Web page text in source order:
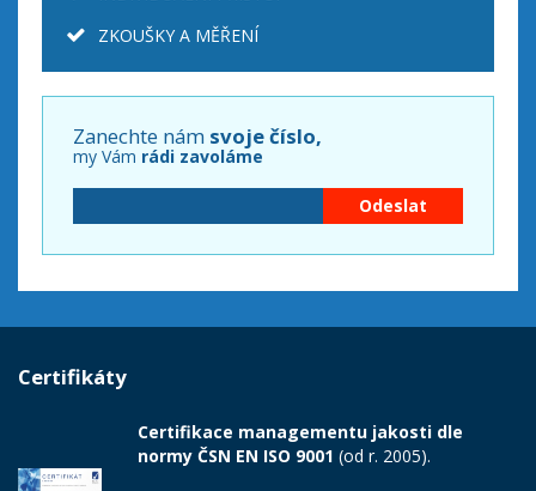
ZKOUŠKY A MĚŘENÍ
Zanechte nám svoje číslo,
my Vám rádi zavoláme
Certifikáty
Certifikace managementu jakosti dle
normy ČSN EN ISO 9001 (od r. 2005).